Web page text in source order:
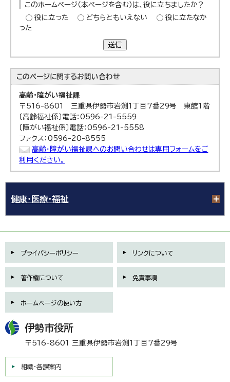
このホームページ（本ページを含む）は、役に立ちましたか？
役に立った
どちらともいえない
役に立たなか
った
送信
このページに関するお問い合わせ
高齢・障がい福祉課
〒516-8601 三重県伊勢市岩渕1丁目7番29号 東館1階
〔高齢福祉係〕電話：0596-21-5559
〔障がい福祉係〕電話：0596-21-5558
ファクス：0596-20-8555
高齢・障がい福祉課へのお問い合わせは専用フォームをご
利用ください。
健康・医療・福祉
プライバシーポリシー リンクについて
著作権について 免責事項
ホームページの使い方
伊勢市役所
〒516-8601 三重県伊勢市岩渕1丁目7番29号
組織・各課案内